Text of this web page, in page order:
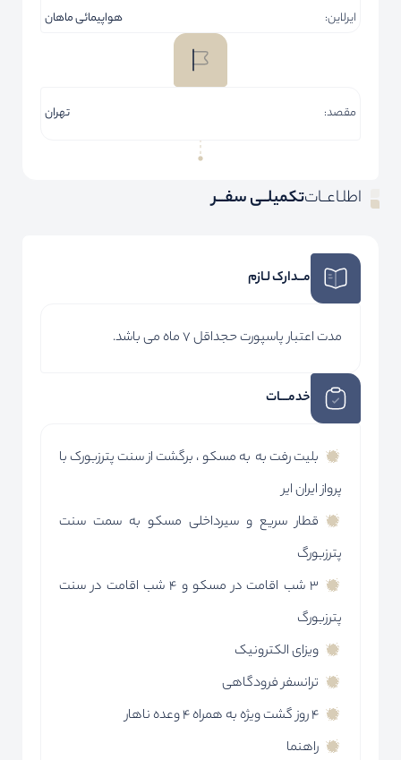
ایرلاین:
هواپیمائی ماهان
مقصد: تهران
اطلـاعــاتتکمیلــی سفـــر
مــدارک لـازم
مدت اعتبار پاسپورت حجداقل 7 ماه می باشد.
خدمـــات
بلیت رفت به به مسکو ، برگشت از سنت پترزبورک با
پرواز ایران ایر
قطار سریع و سیرداخلی مسکو به سمت سنت
پترزبورگ
3 شب اقامت در مسکو و 4 شب اقامت در سنت
پترزبورگ
ویزای الکترونیک
ترانسفر فرودگاهی
4 روز گشت ویژه به همراه 4 وعده ناهار
راهنما